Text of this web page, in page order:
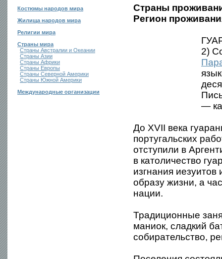
Костюмы народов мира
Жилища народов мира
Религии мира
Страны мира
Страны Австралии и Океании
Страны Азии
Страны Африки
Страны Европы
Страны Северной Америки
Страны Южной Америки
Международные организации
Страны
Регион
2)
—
До XVII века
португальских
отступили в
в католичество
изгнания
образу жизни, а
нации.
Традиционные
маниок, сладкий
собирательство,